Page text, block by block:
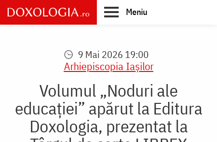
Skip
to
main
Meniu
9 Mai 2026 19:00
Arhiepiscopia Iaşilor
Volumul „Noduri ale
educației” apărut la Editura
Doxologia, prezentat la